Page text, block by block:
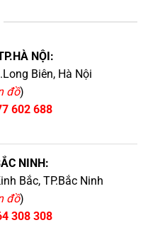
NỘI:
Biên, Hà Nội
đồ)
602 688
NINH:
Bắc, TP.Bắc Ninh
đồ)
308 308